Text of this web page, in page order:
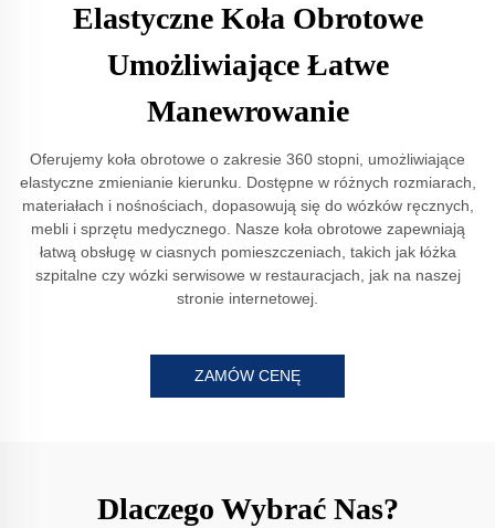
Elastyczne Koła Obrotowe
Umożliwiające Łatwe
Manewrowanie
Oferujemy koła obrotowe o zakresie 360 stopni, umożliwiające
elastyczne zmienianie kierunku. Dostępne w różnych rozmiarach,
materiałach i nośnościach, dopasowują się do wózków ręcznych,
mebli i sprzętu medycznego. Nasze koła obrotowe zapewniają
łatwą obsługę w ciasnych pomieszczeniach, takich jak łóżka
szpitalne czy wózki serwisowe w restauracjach, jak na naszej
stronie internetowej.
ZAMÓW CENĘ
Dlaczego Wybrać Nas?